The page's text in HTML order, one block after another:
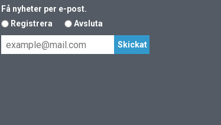
Få nyheter per e-post.
Registrera
Avsluta